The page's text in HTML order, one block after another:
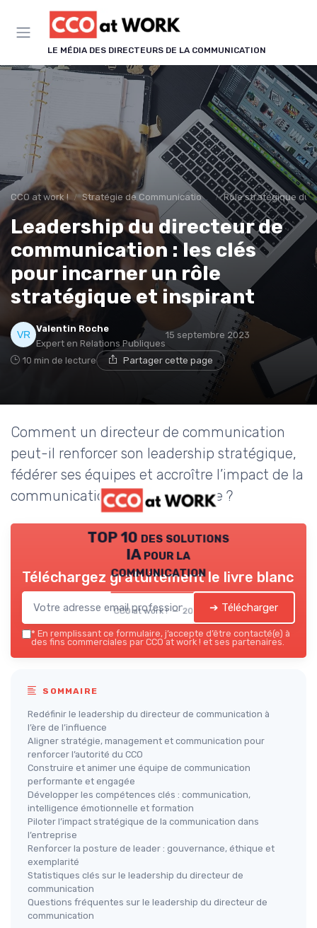
LE MÉDIA DES DIRECTEURS DE LA COMMUNICATION
CCO at work ! Stratégie de Communication & Image Rôle stratégique du
Leadership du directeur de
communication : les clés
pour incarner un rôle
stratégique et inspirant
Valentin Roche
Expert en Relations Publiques
15 septembre 2023
10 min de lecture Partager cette page
Comment un directeur de communication
peut-il renforcer son leadership stratégique,
fédérer ses équipes et accroître l’impact de la
communication dans l’entreprise ?
TOP 10 des solutions
IA pour la
communication
CCO at work ! — 2026
Téléchargez gratuitement le livre blanc
➔ Télécharger
* En remplissant ce formulaire, j’accepte d’être contacté(e) à
des fins commerciales par CCO at work ! et ses partenaires.
SOMMAIRE
Redéfinir le leadership du directeur de communication à
l’ère de l’influence
Aligner stratégie, management et communication pour
renforcer l’autorité du CCO
Construire et animer une équipe de communication
performante et engagée
Développer les compétences clés : communication,
intelligence émotionnelle et formation
Piloter l’impact stratégique de la communication dans
l’entreprise
Renforcer la posture de leader : gouvernance, éthique et
exemplarité
Statistiques clés sur le leadership du directeur de
communication
Questions fréquentes sur le leadership du directeur de
communication
Panneau de gestion des cookies